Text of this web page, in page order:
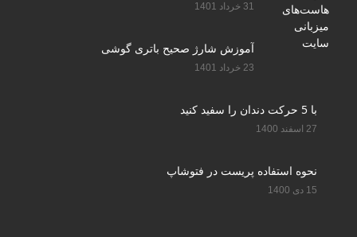
31 خرداد 1401
آموزش شارژ صحیح باتری گوشی
23 خرداد 1401
با 5 حرکت دندان را سفید کنید
27 اسفند 1400
نحوه استفاده پریست در فتوشاپ
15 دی 1400